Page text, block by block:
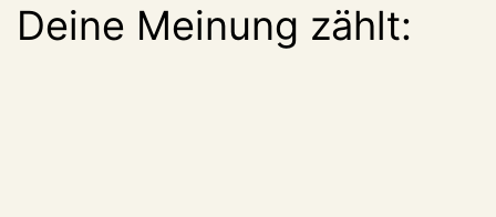
Deine Meinung zählt: